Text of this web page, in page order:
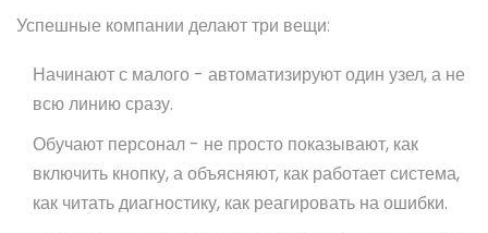
Успешные компании делают три вещи:
Начинают с малого - автоматизируют один узел, а не
всю линию сразу.
Обучают персонал - не просто показывают, как
включить кнопку, а объясняют, как работает система,
как читать диагностику, как реагировать на ошибки.